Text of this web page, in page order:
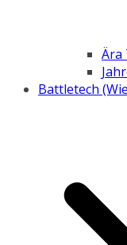
Ära
Battletech